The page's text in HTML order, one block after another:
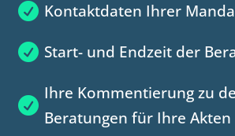
 Kontaktdaten Ihrer
 Start- und Endzeit der

Ihre Kommentierung zu
Beratungen für Ihre Akten